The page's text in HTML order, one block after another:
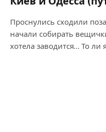
Проснулись сходили
начали собирать
хотела заводится… То